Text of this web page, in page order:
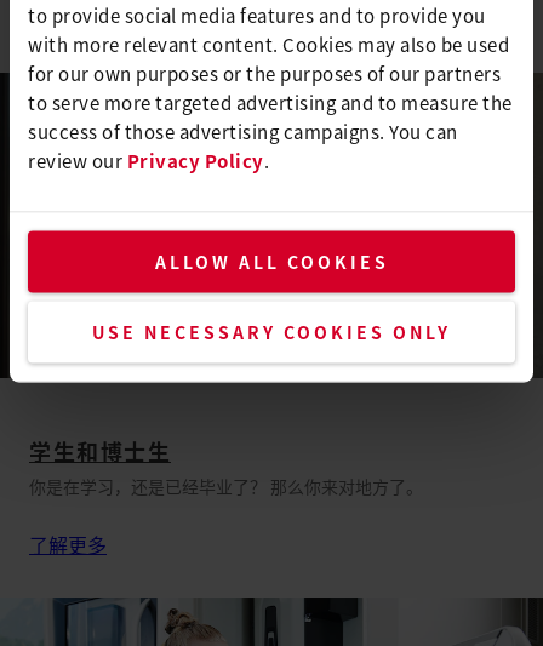
to provide social media features and to provide you
with more relevant content. Cookies may also be used
for our own purposes or the purposes of our partners
to serve more targeted advertising and to measure the
success of those advertising campaigns. You can
review our Privacy Policy.
ALLOW ALL COOKIES
USE NECESSARY COOKIES ONLY
了解更多
学生和博士生
你是在学习，还是已经毕业了？ 那么你来对地方了。
了解更多